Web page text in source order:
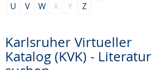
U
V W X Y Z
Karlsruher Virtueller
Katalog (KVK) - Literatur